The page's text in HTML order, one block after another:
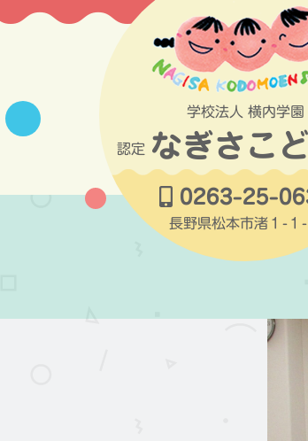
へ
ス
学校法人 横内学園
認定 なぎさこ
0263-25-
長野県松本市渚１-１-